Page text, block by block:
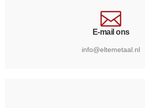
E-mail ons
info@eltemetaal.nl